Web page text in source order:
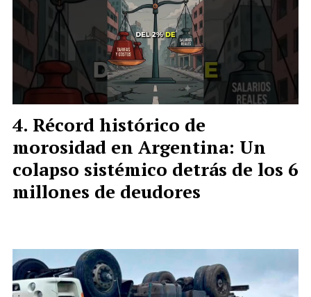
Récord histórico de
morosidad en Argentina: Un
colapso sistémico detrás de los 6
millones de deudores